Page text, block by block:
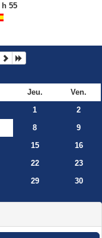
h 55
Jeu.
Ven.
1
2
8
9
15
16
22
23
29 30